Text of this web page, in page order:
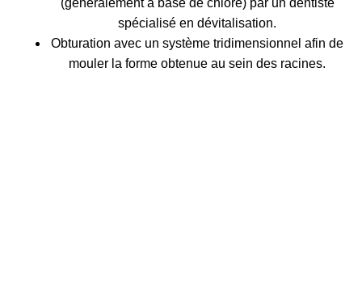
(généralement à base de chlore) par un dentiste
spécialisé en dévitalisation.
Obturation avec un système tridimensionnel afin de
mouler la forme obtenue au sein des racines.